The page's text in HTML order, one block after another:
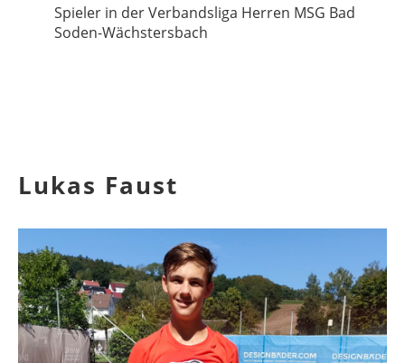
Spieler in der Verbandsliga Herren MSG Bad
Soden-Wächstersbach
Lukas Faust